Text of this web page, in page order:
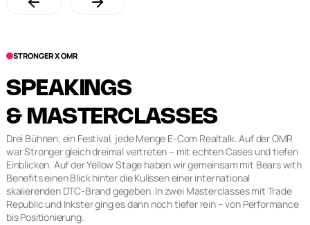
STRONGER X OMR
SPEAKINGS
& MASTERCLASSES
Drei Bühnen, ein Festival, jede Menge E-Com Realtalk. Auf der OMR
war Stronger gleich dreimal vertreten – mit echten Cases und tiefen
Einblicken. Auf der Yellow Stage haben wir gemeinsam mit Bears with
Benefits einen Blick hinter die Kulissen einer international
skalierenden DTC-Brand gegeben. In zwei Masterclasses mit Trade
Republic und Inkster ging es dann noch tiefer rein – von Performance
bis Positionierung.